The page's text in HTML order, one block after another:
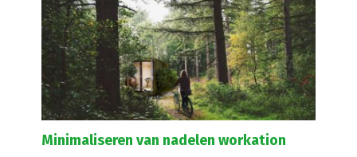
Minimaliseren van nadelen workation